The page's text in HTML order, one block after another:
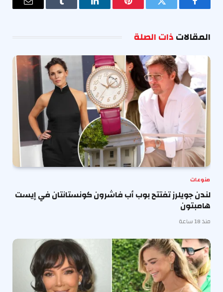
فيسبوك تويتر بينتيريستلينكدإن Tumblr
البريد
المقالاتذات الصلة
منوعات
لندن جويلرز تفتتح بوب أب فاشرون كونستانتان في إيست
هامبتون
منذ 18 ساعة